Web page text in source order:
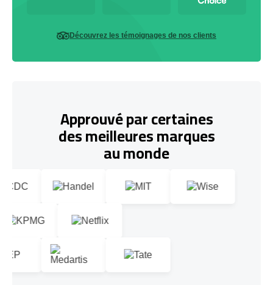
Découvrez les témoignages de nos clients
Approuvé par certaines
des meilleures marques
au monde